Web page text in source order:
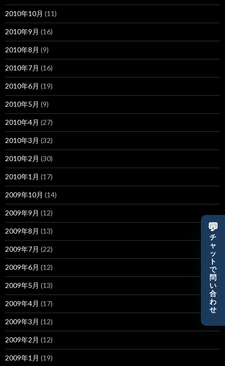
2010年10月 (11)
2010年9月 (16)
2010年8月 (9)
2010年7月 (16)
2010年6月 (19)
2010年5月 (9)
2010年4月 (27)
2010年3月 (32)
2010年2月 (30)
2010年1月 (17)
2009年10月 (14)
2009年9月 (12)
2009年8月 (13)
2009年7月 (22)
2009年6月 (12)
2009年5月 (13)
2009年4月 (17)
2009年3月 (12)
2009年2月 (12)
2009年1月 (19)
💬
チ
ャ
ッ
ト
で
問
い
合
わ
せ